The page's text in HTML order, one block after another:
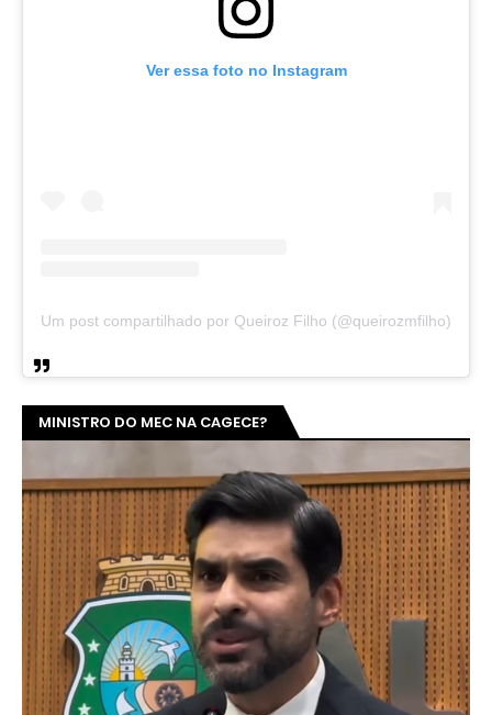
Ver essa foto no Instagram
Um post compartilhado por Queiroz Filho (@queirozmfilho)
MINISTRO DO MEC NA CAGECE?